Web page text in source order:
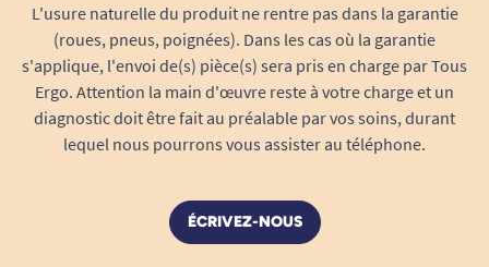
L'usure naturelle du produit ne rentre pas dans la garantie
(roues, pneus, poignées). Dans les cas où la garantie
s'applique, l'envoi de(s) pièce(s) sera pris en charge par Tous
Ergo. Attention la main d'œuvre reste à votre charge et un
diagnostic doit être fait au préalable par vos soins, durant
lequel nous pourrons vous assister au téléphone.
ÉCRIVEZ-NOUS